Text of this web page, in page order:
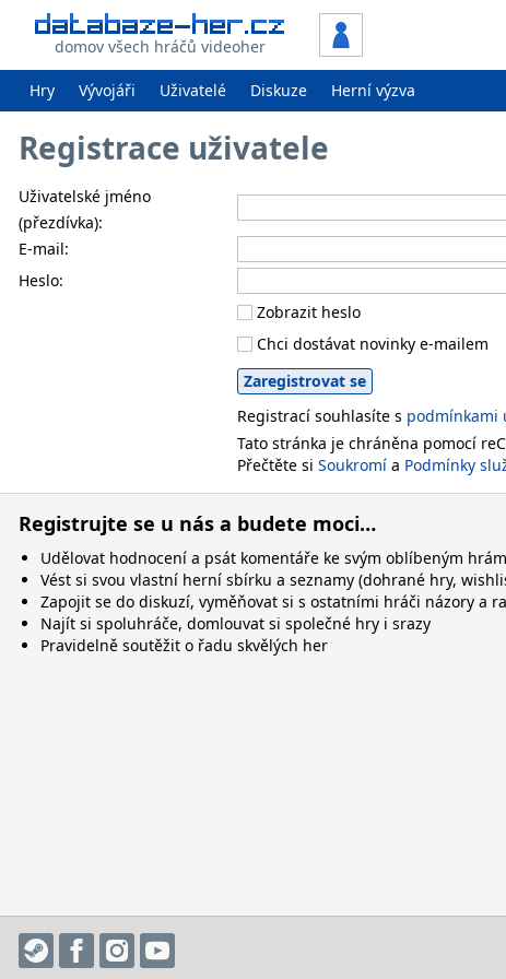
domov všech hráčů videoher
Hry Vývojáři Uživatelé Diskuze Herní výzva
Registrace uživatele
Uživatelské jméno
(přezdívka):
E-mail:
Heslo:
Zobrazit heslo
Chci dostávat novinky e-mailem
Registrací souhlasíte s podmínkami
Tato stránka je chráněna pomocí
Přečtěte si Soukromí a Podmínky
Registrujte se u nás a budete moci…
Udělovat hodnocení a psát komentáře ke svým oblíbeným hrám
Vést si svou vlastní herní sbírku a seznamy (dohrané hry,
Zapojit se do diskuzí, vyměňovat si s ostatními hráči názory a
Najít si spoluhráče, domlouvat si společné hry i srazy
Pravidelně soutěžit o řadu skvělých her